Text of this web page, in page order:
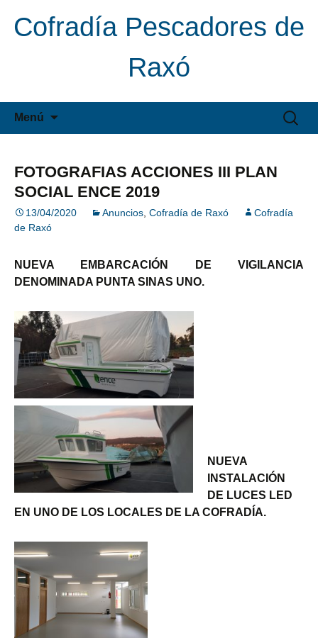
Cofradía Pescadores de
Raxó
Menú
Buscar:
FOTOGRAFIAS ACCIONES III PLAN
SOCIAL ENCE 2019
13/04/2020 Anuncios Cofradía de Raxó
Cofradía
de Raxó
NUEVA EMBARCACIÓN DE VIGILANCIA
DENOMINADA PUNTA SINAS UNO.
NUEVA
INSTALACIÓN
DE LUCES LED
EN UNO DE LOS LOCALES DE LA COFRADÍA.